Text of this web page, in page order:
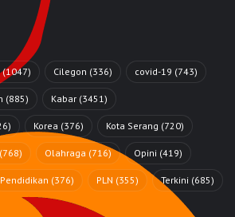
(1047) Cilegon (336) covid-19 (743)
(885) Kabar (3451)
Korea (376) Kota Serang (720)
(768) Olahraga (716) Opini (419)
Pendidikan (376) PLN (355) Terkini (685)